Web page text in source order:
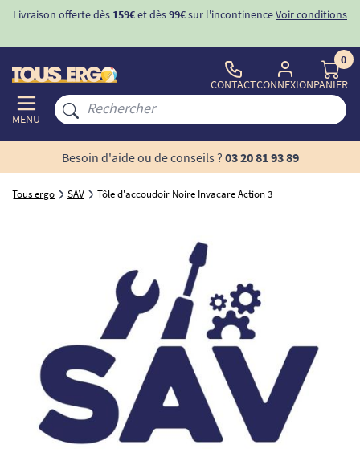
Livraison offerte dès 159€et dès99€sur l'incontinenceVoir conditions
MENU
CONTACTCONNEXION
0
PANIER
Besoin d'aide ou de conseils ? 03 20 81 93 89
Tous ergo SAV Tôle d'accoudoir Noire Invacare Action 3